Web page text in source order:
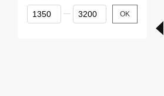
От Цена, грн
До Цена, грн OK